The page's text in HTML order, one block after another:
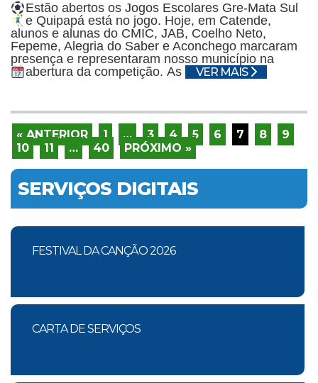
Estão abertos os Jogos Escolares Gre-Mata Sul
e Quipapá está no jogo. Hoje, em Catende,
alunos e alunas do CMIC, JAB, Coelho Neto,
Fepeme, Alegria do Saber e Aconchego marcaram
presença e representaram nosso município na
abertura da competição. As VER MAIS
« ANTERIOR 1 … 3 4 5 6 7 8
9
10
11 … 40 PRÓXIMO »
SERVIÇOS DIGITAIS
FESTIVAL DA CANÇÃO 2026
CARTA DE SERVIÇOS